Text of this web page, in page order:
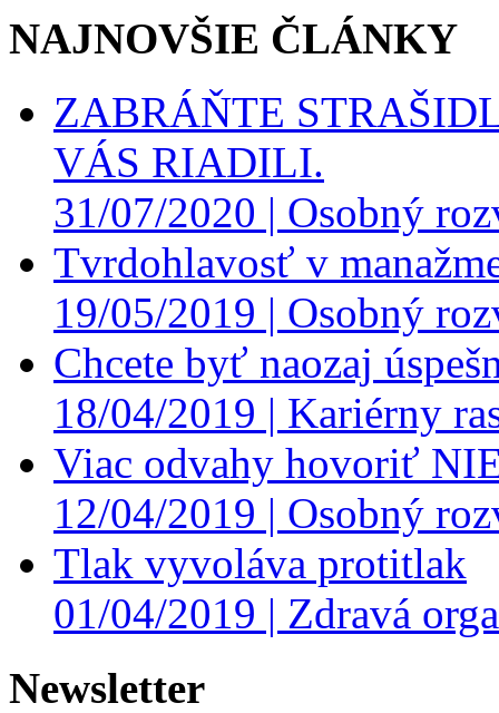
NAJNOVŠIE ČLÁNKY
ZABRÁŇTE
VÁS RIADILI.
31/07/2020 | Osobný
Tvrdohlavosť v
19/05/2019 | Osobný
Chcete byť naozaj
18/04/2019 | Kariérny
Viac odvahy hovoriť
12/04/2019 | Osobný
Tlak vyvoláva protitlak
01/04/2019 | Zdravá
Newsletter